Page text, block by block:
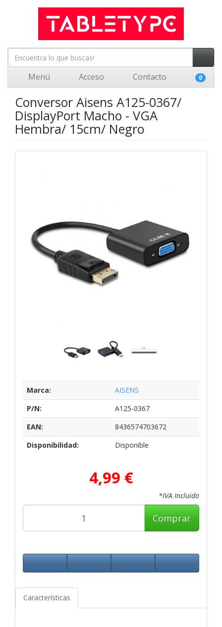
Menú Acceso Contacto 0
Conversor Aisens A125-0367/
DisplayPort Macho - VGA
Hembra/ 15cm/ Negro
Marca:
AISENS
P/N:
A125-0367
EAN:
8436574703672
Disponibilidad:
Disponible
4,99 €
*IVA Incluido
Comprar
Características